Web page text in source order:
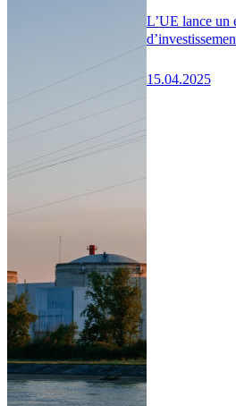
L’UE lance un
15.04.2025